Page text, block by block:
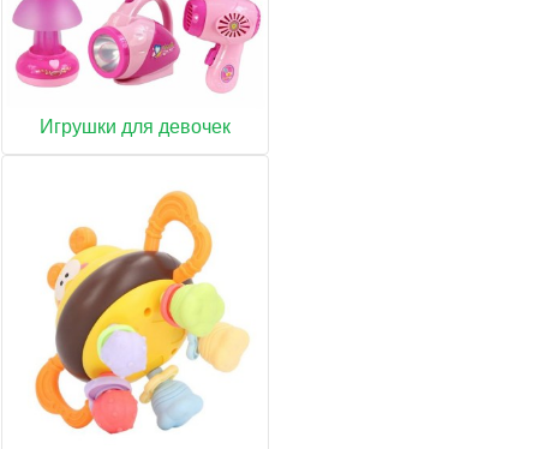
Игрушки для девочек